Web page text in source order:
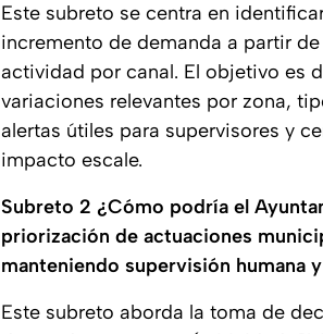
Este subreto se centra en
incremento de demanda a partir
actividad por canal. El objetivo es
variaciones relevantes por zona,
alertas útiles para supervisores y
impacto escale.
Subreto 2 ¿Cómo podría el
priorización de actuaciones
manteniendo supervisión humana
Este subreto aborda la toma de